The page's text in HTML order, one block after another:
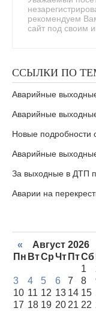
рекомендуем
сайт под своим
ССЫЛКИ ПО
Аварийные
Аварийные
Новые подробности
Аварийные
За выходные в ДТП
Аварии на
« Август
Пн ВтСрЧт ПтСб
1
3
4 5 6 7 8
10 11 12 13 14 15
17 18 19 20 21 22